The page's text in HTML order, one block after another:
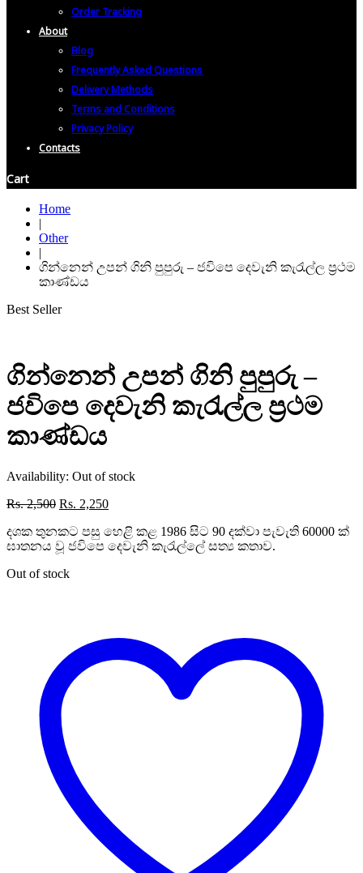
Order Tracking
About
Blog
Frequently Asked Questions
Delivery Methods
Terms and Conditions
Privacy Policy
Contacts
Cart
Home
|
Other
|
ගින්නෙන් උපන් ගිනි පුපුරු – ජවිපෙ දෙවැනි කැරැල්ල ප්‍රථම
කාණ්ඩය
Best Seller
ගින්නෙන් උපන් ගිනි පුපුරු –
ජවිපෙ දෙවැනි කැරැල්ල ප්‍රථම
කාණ්ඩය
Availability: Out of stock
Rs.2,500 Original
was:
Rs. 2,500.
Rs. 2,250Current
is:
Rs. 2,250.
දශක තුනකට පසු හෙළි කළ 1986 සිට 90 දක්වා පැවැති 60000 ක්
ඝාතනය වූ ජවිපෙ දෙවැනි කැරැල්ලේ සත්‍ය කතාව.
Out of stock